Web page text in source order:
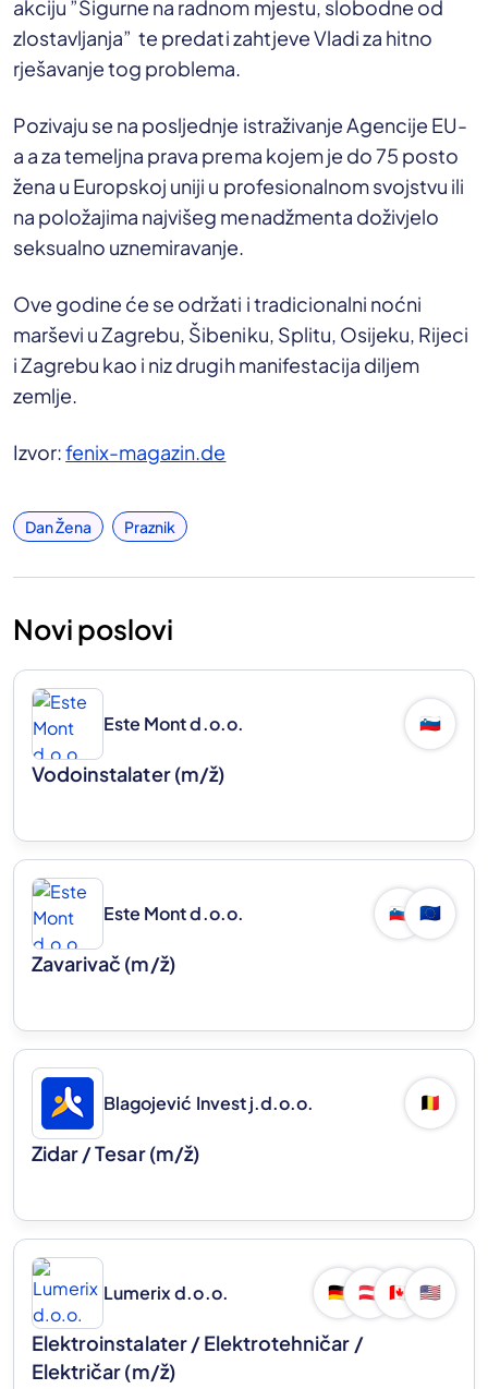
akciju ”Sigurne na radnom mjestu, slobodne od
zlostavljanja” te predati zahtjeve Vladi za hitno
rješavanje tog problema.
Pozivaju se na posljednje istraživanje Agencije EU-
a a za temeljna prava prema kojem je do 75 posto
žena u Europskoj uniji u profesionalnom svojstvu ili
na položajima najvišeg menadžmenta doživjelo
seksualno uznemiravanje.
Ove godine će se održati i tradicionalni noćni
marševi u Zagrebu, Šibeniku, Splitu, Osijeku, Rijeci
i Zagrebu kao i niz drugih manifestacija diljem
zemlje.
Izvor:fenix-magazin.de
Dan Žena Praznik
Novi poslovi
Este Mont d.o.o. 🇸🇮
Vodoinstalater(m/ž)
Este Mont d.o.o. 🇸🇮 🇪🇺
Zavarivač (m/ž)
Blagojević Invest j.d.o.o. 🇧🇪
Zidar / Tesar(m/ž)
Lumerix d.o.o. 🇩🇪 🇦🇹 🇨🇦 🇺🇸
Elektroinstalater / Elektrotehničar /
Električar(m/ž)